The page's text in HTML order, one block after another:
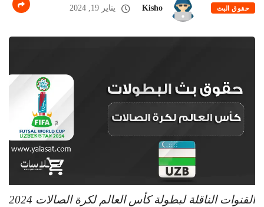
حقوق البث Kisho يناير 19, 2024
القنوات الناقلة لبطولة كأس العالم لكرة الصالات 2024